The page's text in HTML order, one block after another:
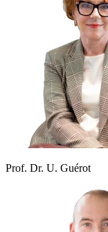
Prof. Dr. U. Guérot